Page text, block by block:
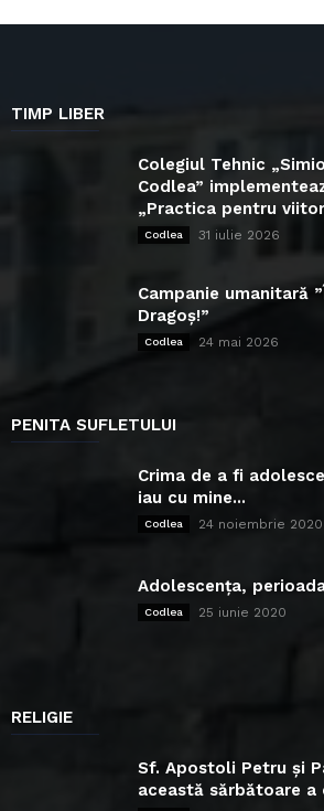
TIMP LIBER
Colegiul Tehnic
Codlea”
„Practica pentru
Codlea 31 iulie 2026
Campanie umanitară
Dragoș!”
Codlea 24 mai 2026
PENITA SUFLETULUI
Crima de a fi
iau cu mine...
Codlea 24 noiembrie 2020
Adolescența,
Codlea 25 iunie 2020
RELIGIE
Sf. Apostoli Petru și
această sărbătoare